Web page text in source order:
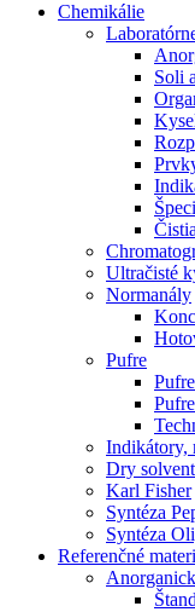
Chemikálie
Soli
Ultračisté
Normanály
Pufre
Indikátory,
Dry
Karl Fisher
Syntéza
Syntéza
Referenčné